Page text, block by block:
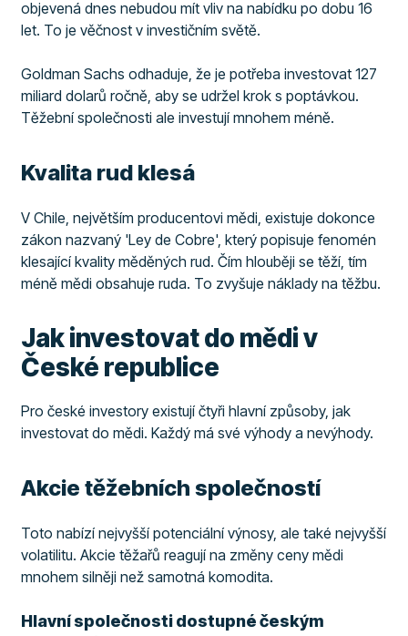
objevená dnes nebudou mít vliv na nabídku po dobu 16
let. To je věčnost v investičním světě.
Goldman Sachs odhaduje, že je potřeba investovat 127
miliard dolarů ročně, aby se udržel krok s poptávkou.
Těžební společnosti ale investují mnohem méně.
Kvalita rud klesá
V Chile, největším producentovi mědi, existuje dokonce
zákon nazvaný 'Ley de Cobre', který popisuje fenomén
klesající kvality měděných rud. Čím hlouběji se těží, tím
méně mědi obsahuje ruda. To zvyšuje náklady na těžbu.
Jak investovat do mědi v
České republice
Pro české investory existují čtyři hlavní způsoby, jak
investovat do mědi. Každý má své výhody a nevýhody.
Akcie těžebních společností
Toto nabízí nejvyšší potenciální výnosy, ale také nejvyšší
volatilitu. Akcie těžařů reagují na změny ceny mědi
mnohem silněji než samotná komodita.
Hlavní společnosti dostupné českým